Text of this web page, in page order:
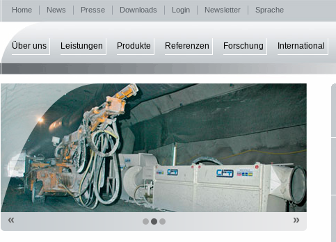
Home News Presse Downloads Login Newsletter Sprache
Über uns Leistungen Produkte Referenzen Forschung International
« »